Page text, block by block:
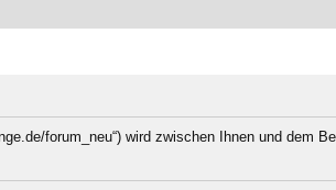
forum_neu“) wird zwischen Ihnen und dem